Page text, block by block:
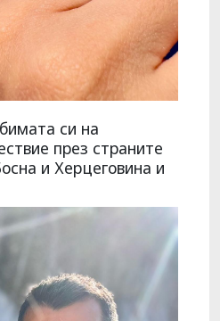
си на
през страните
и Херцеговина и